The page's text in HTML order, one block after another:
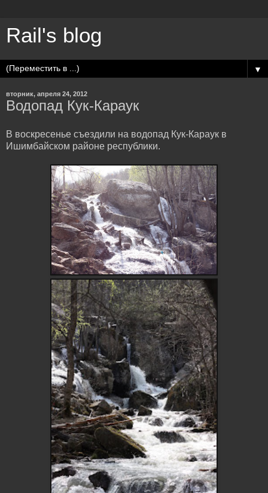
Rail's blog
▼
вторник, апреля 24, 2012
Водопад Кук-Караук
В воскресенье съездили на водопад Кук-Караук в
Ишимбайском районе республики.